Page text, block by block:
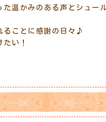
温かみのある声とシュー
ることに感謝の日々♪
い！